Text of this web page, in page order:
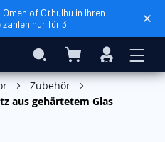
of Cthulhu in Ihren
nur für 3!
Search Mein Warenkorb
Anmelden
In den Warenkorb
Zubehör
aus gehärtetem Glas